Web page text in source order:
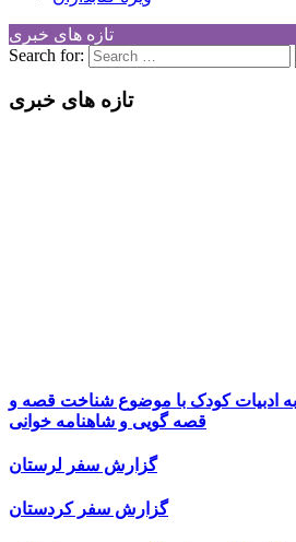
تازه های خبری
Search for:
تازه های خبری
ادبیات کودک با موضوع شناخت قصه و
قصه گویی و شاهنامه خوانی
گزارش سفر لرستان
گزارش سفر کردستان